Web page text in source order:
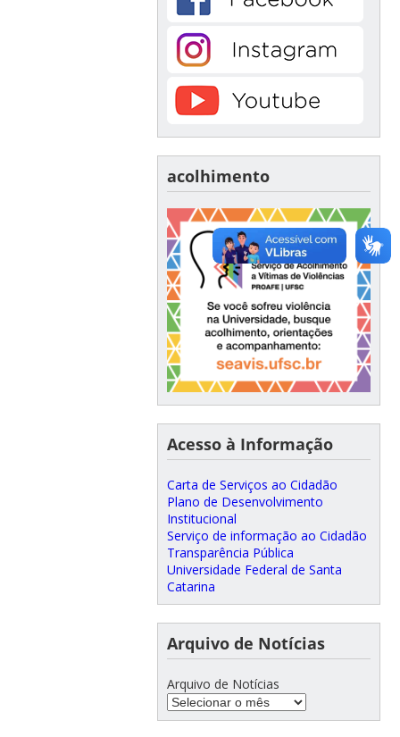
acolhimento
Acesso à Informação
Carta de Serviços ao Cidadão
Plano de Desenvolvimento
Institucional
Serviço de informação ao Cidadão
Transparência Pública
Universidade Federal de Santa
Catarina
Arquivo de Notícias
Arquivo de Notícias